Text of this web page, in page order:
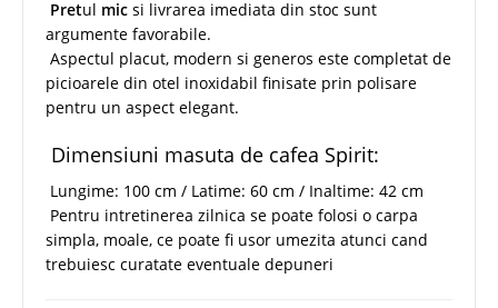
Pretul mic si livrarea imediata din stoc sunt
argumente favorabile.
Aspectul placut, modern si generos este completat de
picioarele din otel inoxidabil finisate prin polisare
pentru un aspect elegant.
Dimensiuni masuta de cafea Spirit:
Lungime: 100 cm / Latime: 60 cm / Inaltime: 42 cm
Pentru intretinerea zilnica se poate folosi o carpa
simpla, moale, ce poate fi usor umezita atunci cand
trebuiesc curatate eventuale depuneri